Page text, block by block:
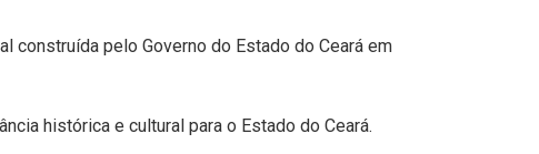
construída pelo Governo do Estado do Ceará em
histórica e cultural para o Estado do Ceará.